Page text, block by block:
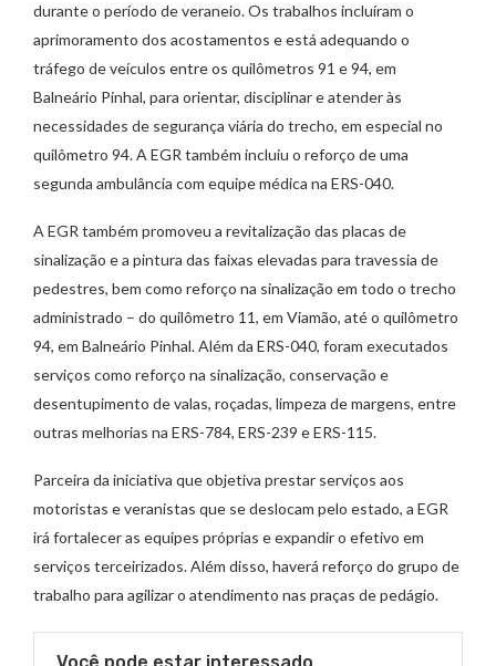
durante o período de veraneio. Os trabalhos incluíram o
aprimoramento dos acostamentos e está adequando o
tráfego de veículos entre os quilômetros 91 e 94, em
Balneário Pinhal, para orientar, disciplinar e atender às
necessidades de segurança viária do trecho, em especial no
quilômetro 94. A EGR também incluiu o reforço de uma
segunda ambulância com equipe médica na ERS-040.
A EGR também promoveu a revitalização das placas de
sinalização e a pintura das faixas elevadas para travessia de
pedestres, bem como reforço na sinalização em todo o trecho
administrado – do quilômetro 11, em Viamão, até o quilômetro
94, em Balneário Pinhal. Além da ERS-040, foram executados
serviços como reforço na sinalização, conservação e
desentupimento de valas, roçadas, limpeza de margens, entre
outras melhorias na ERS-784, ERS-239 e ERS-115.
Parceira da iniciativa que objetiva prestar serviços aos
motoristas e veranistas que se deslocam pelo estado, a EGR
irá fortalecer as equipes próprias e expandir o efetivo em
serviços terceirizados. Além disso, haverá reforço do grupo de
trabalho para agilizar o atendimento nas praças de pedágio.